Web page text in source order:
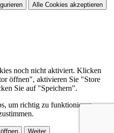
Alle Cookies akzeptieren
noch nicht aktiviert. Klicken
öffnen", aktivieren Sie "Store
Sie auf "Speichern".
um richtig zu funktionieren.
Weiter